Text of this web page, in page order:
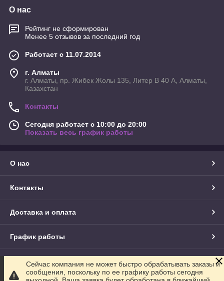
О нас
Рейтинг не сформирован
Менее 5 отзывов за последний год
Работает с 11.07.2014
г. Алматы
г. Алматы, пр. Жибек Жолы 135, Литер В 40 А, Алматы,
Казахстан
Контакты
Сегодня работает с 10:00 до 20:00
Показать весь график работы
О нас
Контакты
Доставка и оплата
График работы
Полная версия сайта
Сейчас компания не может быстро обрабатывать заказы и
сообщения, поскольку по ее графику работы сегодня